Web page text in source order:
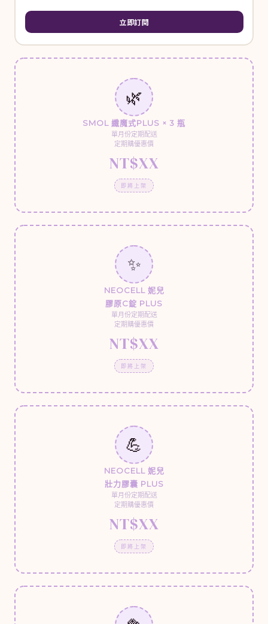
立即訂閱
🌿
SMOL 纖魔式PLUS × 3 瓶
單月份定期配送
定期購優惠價
NT$XX
即將上架
✨
NEOCELL 妮兒
膠原C錠 PLUS
單月份定期配送
定期購優惠價
NT$XX
即將上架
💪
NEOCELL 妮兒
壯力膠囊 PLUS
單月份定期配送
定期購優惠價
NT$XX
即將上架